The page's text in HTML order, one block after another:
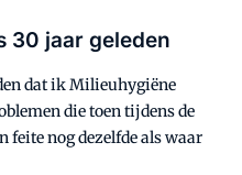
30 jaar geleden
dat ik Milieuhygiëne
die toen tijdens de
feite nog dezelfde als waar